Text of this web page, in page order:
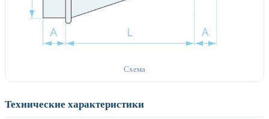
Схема
Технические характеристики